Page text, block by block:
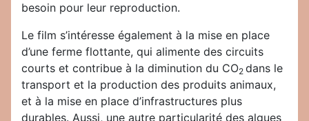
besoin pour leur reproduction.
Le film s’intéresse également à la mise en place
d’une ferme flottante, qui alimente des circuits
courts et contribue à la diminution du CO2 dans le
transport et la production des produits animaux,
et à la mise en place d’infrastructures plus
durables. Aussi, une autre particularité des algues